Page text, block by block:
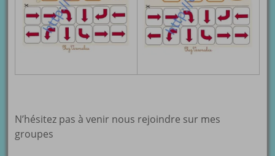
N’hésitez pas à venir nous rejoindre sur mes
groupes